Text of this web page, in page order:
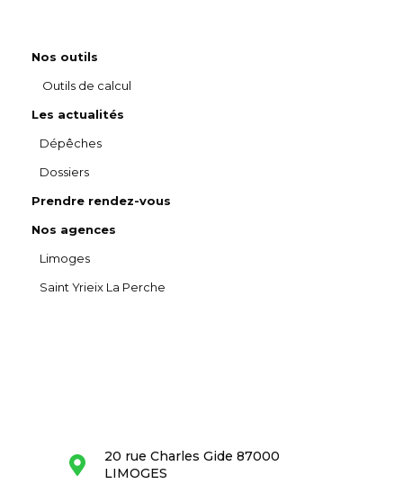
Nos outils
Outils de calcul
Les actualités
Dépêches
Dossiers
Prendre rendez-vous
Nos agences
Limoges
Saint Yrieix La Perche
20 rue Charles Gide 87000
LIMOGES